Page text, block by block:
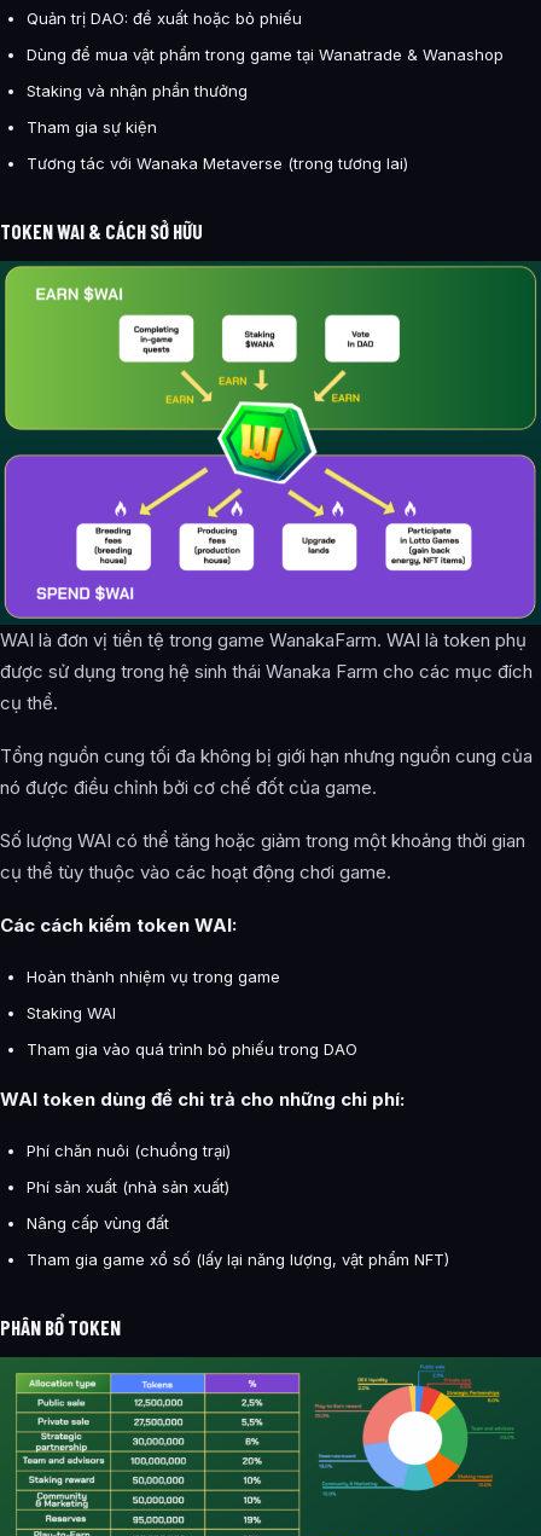
Quản trị DAO: đề xuất hoặc bỏ phiếu
Dùng để mua vật phẩm trong game tại Wanatrade & Wanashop
Staking và nhận phần thưởng
Tham gia sự kiện
Tương tác với Wanaka Metaverse (trong tương lai)
TOKEN WAI & CÁCH SỞ HỮU
WAI là đơn vị tiền tệ trong game WanakaFarm. WAI là token phụ
được sử dụng trong hệ sinh thái Wanaka Farm cho các mục đích
cụ thể.
Tổng nguồn cung tối đa không bị giới hạn nhưng nguồn cung của
nó được điều chỉnh bởi cơ chế đốt của game.
Số lượng WAI có thể tăng hoặc giảm trong một khoảng thời gian
cụ thể tùy thuộc vào các hoạt động chơi game.
Các cách kiếm token WAI:
Hoàn thành nhiệm vụ trong game
Staking WAI
Tham gia vào quá trình bỏ phiếu trong DAO
WAI token dùng để chi trả cho những chi phí:
Phí chăn nuôi (chuồng trại)
Phí sản xuất (nhà sản xuất)
Nâng cấp vùng đất
Tham gia game xổ số (lấy lại năng lượng, vật phẩm NFT)
PHÂN BỔ TOKEN